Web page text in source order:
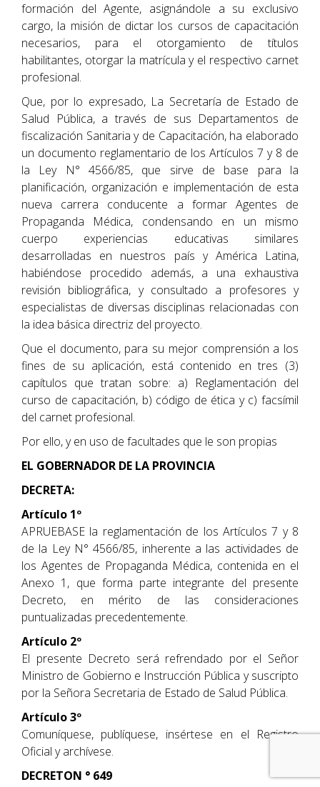
formación del Agente, asignándole a su exclusivo
cargo, la misión de dictar los cursos de capacitación
necesarios, para el otorgamiento de títulos
habilitantes, otorgar la matrícula y el respectivo carnet
profesional.
Que, por lo expresado, La Secretaría de Estado de
Salud Pública, a través de sus Departamentos de
fiscalización Sanitaria y de Capacitación, ha elaborado
un documento reglamentario de los Artículos 7 y 8 de
la Ley N° 4566/85, que sirve de base para la
planificación, organización e implementación de esta
nueva carrera conducente a formar Agentes de
Propaganda Médica, condensando en un mismo
cuerpo experiencias educativas similares
desarrolladas en nuestros país y América Latina,
habiéndose procedido además, a una exhaustiva
revisión bibliográfica, y consultado a profesores y
especialistas de diversas disciplinas relacionadas con
la idea básica directriz del proyecto.
Que el documento, para su mejor comprensión a los
fines de su aplicación, está contenido en tres (3)
capítulos que tratan sobre: a) Reglamentación del
curso de capacitación, b) código de ética y c) facsímil
del carnet profesional.
Por ello, y en uso de facultades que le son propias
EL GOBERNADOR DE LA PROVINCIA
DECRETA:
Artículo 1º
APRUEBASE la reglamentación de los Artículos 7 y 8
de la Ley N° 4566/85, inherente a las actividades de
los Agentes de Propaganda Médica, contenida en el
Anexo 1, que forma parte integrante del presente
Decreto, en mérito de las consideraciones
puntualizadas precedentemente.
Artículo 2º
El presente Decreto será refrendado por el Señor
Ministro de Gobierno e Instrucción Pública y suscripto
por la Señora Secretaria de Estado de Salud Pública.
Artículo 3º
Comuníquese, publíquese, insértese en el Registro
Oficial y archívese.
DECRETON ° 649